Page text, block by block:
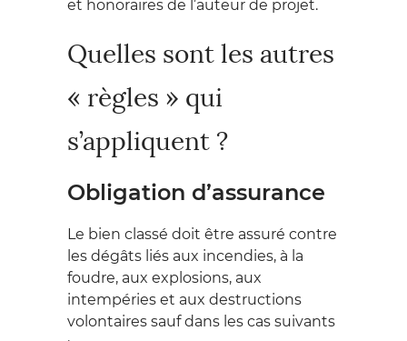
et honoraires de l’auteur de projet.
Quelles sont les autres
« règles » qui
s’appliquent ?
Obligation d’assurance
Le bien classé doit être assuré contre
les dégâts liés aux incendies, à la
foudre, aux explosions, aux
intempéries et aux destructions
volontaires sauf dans les cas suivants